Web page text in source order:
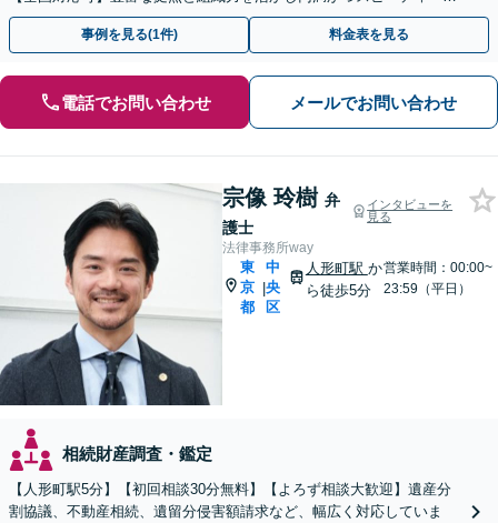
相続手続きをお手伝いします【取扱い実績2000件以上】
事例を見る(1件) 料金表を見る
電話でお問い合わせ メールでお問い合わせ
宗像 玲樹 弁
護士
インタビューを
見る
法律事務所way
東
京
都
|
中
央
区
人形町駅 か
ら徒歩5分
営業時間：00:00~
23:59（平日）
相続財産調査・鑑定
【人形町駅5分】【初回相談30分無料】【よろず相談大歓迎】遺産分
割協議、不動産相続、遺留分侵害額請求など、幅広く対応していま